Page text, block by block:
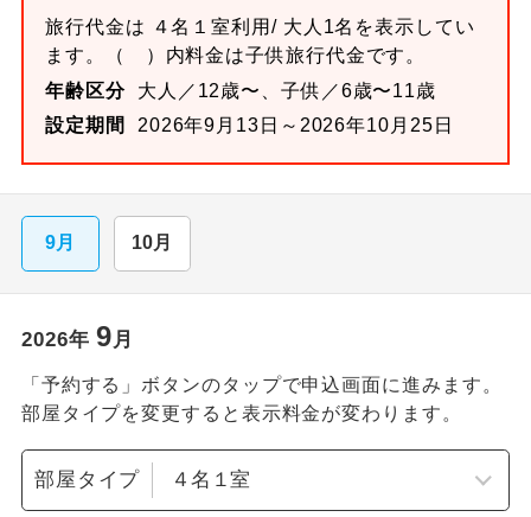
旅行代金は ４名１室利用/ 大人1名を表示してい
ます。
（ ）内料金は子供旅行代金です。
年齢区分
大人／12歳〜、子供／6歳〜11歳
設定期間
2026年9月13日～2026年10月25日
9月 10月
2026年 9月
「予約する」ボタンのタップで申込画面に進みます。
部屋タイプを変更すると表示料金が変わります。
部屋タイプ